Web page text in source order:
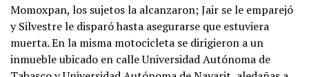
Momoxpan, los sujetos la alcanzaron; Jair se le emparejó
y Silvestre le disparó hasta asegurarse que estuviera
muerta. En la misma motocicleta se dirigieron a un
inmueble ubicado en calle Universidad Autónoma de